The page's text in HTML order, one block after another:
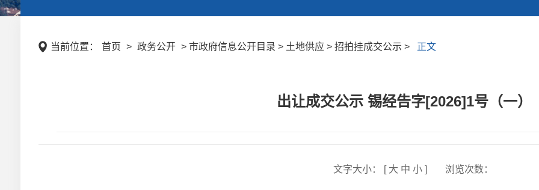
当前位置： 首页 > 政务公开 > 市政府信息公开目录 > 土地供应 > 招拍挂成交公示 > 正文
出让成交公示 锡经告字[2026]1号（一）
文字大小： [ 大 中 小] 浏览次数：